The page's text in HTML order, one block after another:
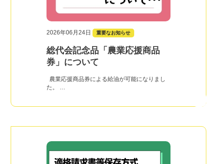
2026年06月24日 重要なお知らせ
総代会記念品「農業応援商品
券」について
農業応援商品券による給油が可能になりまし
た。 …